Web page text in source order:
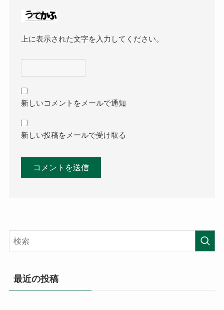
上に表示された文字を入力してください。
新しいコメントをメールで通知
新しい投稿をメールで受け取る
最近の投稿